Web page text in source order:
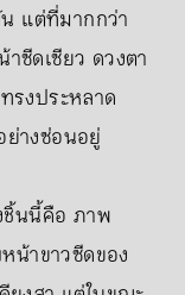
น แต่ที่มากกว่า
ซีดเซียว ดวงตา
รงประหลาด
างซ่อนอยู่
ชิ้นนี้คือ ภาพ
น้าขาวซีดของ